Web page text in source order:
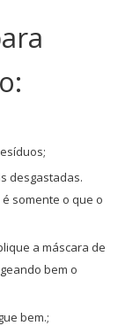
desgastadas.
somente o que o
a máscara de
bem o
bem.;